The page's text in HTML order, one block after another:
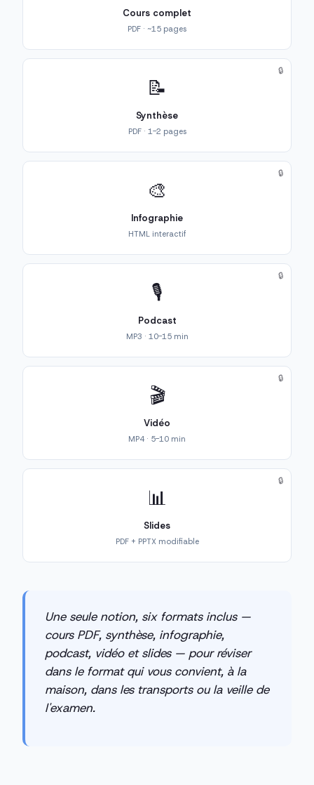
Cours complet
PDF · ~15 pages
📝
Synthèse
PDF · 1-2 pages
🔒
🎨
Infographie
HTML interactif
🔒
🎙️
Podcast
MP3 · 10-15 min
🔒
🎬
Vidéo
MP4 · 5-10 min
🔒
📊
Slides
PDF + PPTX modifiable
🔒
Une seule notion, six formats inclus —
cours PDF, synthèse, infographie,
podcast, vidéo et slides — pour réviser
dans le format qui vous convient, à la
maison, dans les transports ou la veille de
l'examen.